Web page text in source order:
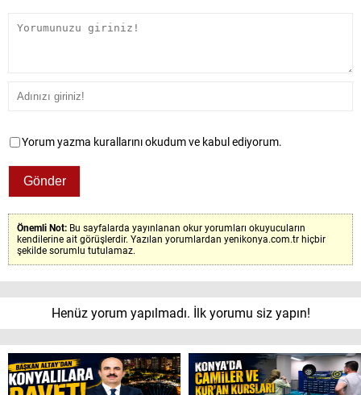
Yorum yazma kurallarını okudum ve kabul ediyorum.
Önemli Not: Bu sayfalarda yayınlanan okur yorumları okuyucuların
kendilerine ait görüşlerdir. Yazılan yorumlardan yenikonya.com.tr hiçbir
şekilde sorumlu tutulamaz.
Henüz yorum yapılmadı. İlk yorumu siz yapın!